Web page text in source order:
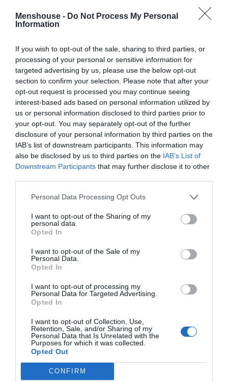
Menshouse - Do Not Process My Personal
Information
If you wish to opt-out of the sale, sharing to third parties, or
processing of your personal or sensitive information for
targeted advertising by us, please use the below opt-out
section to confirm your selection. Please note that after your
opt-out request is processed you may continue seeing
interest-based ads based on personal information utilized by
us or personal information disclosed to third parties prior to
your opt-out. You may separately opt-out of the further
disclosure of your personal information by third parties on the
IAB’s list of downstream participants. This information may
also be disclosed by us to third parties on the IAB’s List of
Downstream Participants that may further disclose it to other
Personal Data Processing Opt Outs
I want to opt-out of the Sharing of my
personal data.
Opted In
I want to opt-out of the Sale of my
Personal Data.
Opted In
I want to opt-out of processing my
Personal Data for Targeted Advertising.
Opted In
I want to opt-out of Collection, Use,
Retention, Sale, and/or Sharing of my
Personal Data that Is Unrelated with the
Purposes for which it was collected.
Opted Out
CONFIRM
Η αλήθεια για τον Ετιέν Καμαρά
Παρεμπιμπτόντως ο Νίκος Τόσκας έχει ορκιστεί
Υπουργός ΠΡΟΣΤΑΣΙΑΣ ΤΟΥ ΠΟΛΙΤΗ.
Επίσης κανείς δεν κατάλαβε αρχικά για ποιο
λόγο ο Αλέξης Τσίπρας επισκέφτηκε εν
κρυπτώ μια εβδομάδα αργότερα το (άδειο από
κατοίκους) πεδίο της καταστροφής,
προσωπικού λογαριασμού του στο Twitter, την
«ανείπωτη θλίψη» του, αλλά και τον
«απέραντο σεβασμό» σε όσους βρέθηκαν στο
πλευρό των πληγέντων.
Αργότερα όλοι κατάλαβαν το λόγο. Σκεφτείτε να είχαν
ειδοποιηθεί οι τηλεοπτικοί σταθμοί και να έπεφτε πάνω
επίσκεψη ήταν απολύτως ελεγχόμενη. Ο πρωθυπουργός
θέλησε να αποκαταστήσει το ηγετικό προφίλ του,
δείχνοντας ότι έστω και καθυστερημένα βρέθηκε στον
τόπο της τραγωδίας για να εμψυχώσει στρατιώτες,
πυροσβέστες και εθελοντές.